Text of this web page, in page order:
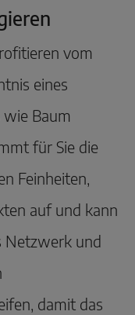
vom
eines
Baum
für Sie die
Feinheiten,
auf und kann
Netzwerk und
damit das